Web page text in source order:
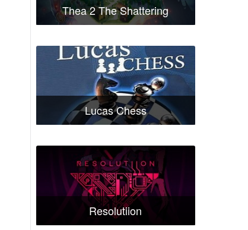
Thea 2 The Shattering
Lucas Chess
Resolutiion